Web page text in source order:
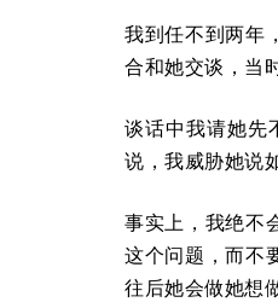
我到任不到两年
合和她交谈，当
谈话中我请她先
说，我威胁她说
事实上，我绝不
这个问题，而不
往后她会做她想